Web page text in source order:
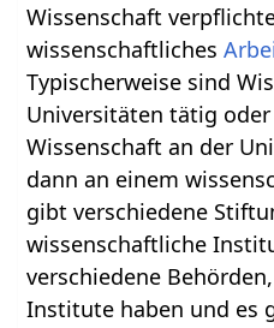
Wissenschaft
wissenschaftliches
Typischerweise sind
Universitäten tätig
Wissenschaft an der
dann an einem
gibt verschiedene
wissenschaftliche
verschiedene
Institute haben und es